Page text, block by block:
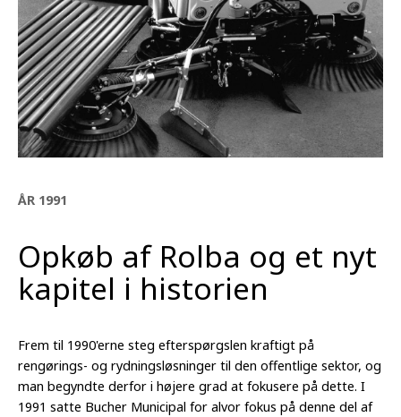
ÅR 1991
Opkøb af Rolba og et nyt
kapitel i historien
Frem til 1990'erne steg efterspørgslen kraftigt på
rengørings- og rydningsløsninger til den offentlige sektor, og
man begyndte derfor i højere grad at fokusere på dette. I
1991 satte Bucher Municipal for alvor fokus på denne del af